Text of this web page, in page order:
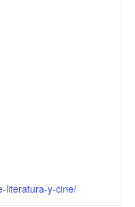
literatura-y-cine/